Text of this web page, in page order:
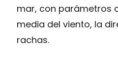
mar, con parámetros
media del viento, la
rachas.